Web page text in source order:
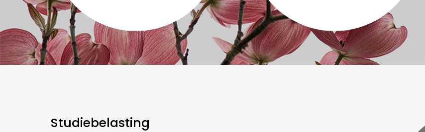
Studiebelasting